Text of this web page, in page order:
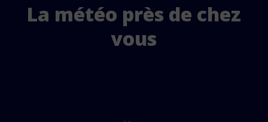
La météo près de chez
vous